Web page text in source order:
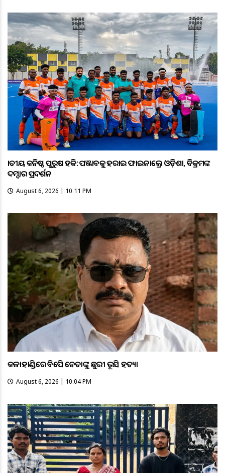
ଜାତୀୟ କନିଷ୍ଠ ପୁରୁଷ ହକି: ପଞ୍ଜାବକୁ ହରାଇ ଫାଇନାଲ୍ରେ ଓଡ଼ିଶା, ବିକ୍ରମଙ୍କ
ଦମ୍ଦାର ପ୍ରଦର୍ଶନ
August 6, 2026 | 10:11 PM
କଳାହାଣ୍ଡିରେ ବିଜେପି ନେତାଙ୍କୁ ଛୁରୀ ଭୂସି ହତ୍ୟା
August 6, 2026 | 10:04 PM